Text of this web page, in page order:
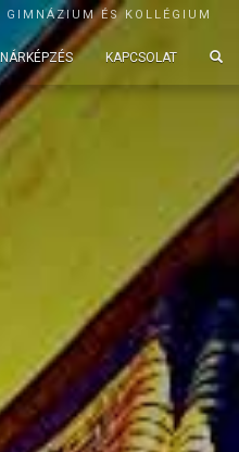
GIMNÁZIUM ÉS KOLLÉGIUM
KAPCSOLAT